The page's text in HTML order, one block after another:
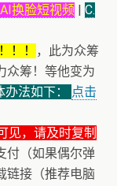
换脸短视频 | C.
！！
，此为众筹
众筹！等他变为
法如下：
点击
见，请及时复制
付（如果偶尔弹
链接（推荐电脑